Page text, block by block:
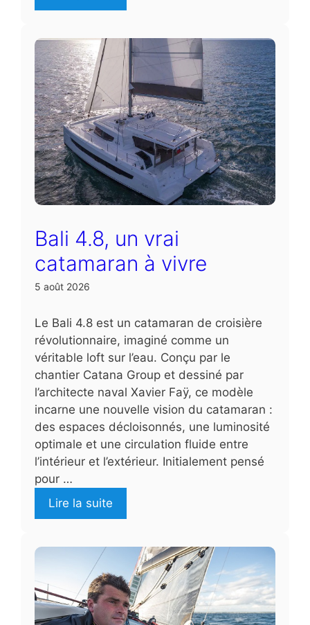
Bali 4.8, un vrai
catamaran à vivre
5 août 2026
Le Bali 4.8 est un catamaran de croisière
révolutionnaire, imaginé comme un
véritable loft sur l’eau. Conçu par le
chantier Catana Group et dessiné par
l’architecte naval Xavier Faÿ, ce modèle
incarne une nouvelle vision du catamaran :
des espaces décloisonnés, une luminosité
optimale et une circulation fluide entre
l’intérieur et l’extérieur. Initialement pensé
pour …
Lire la suite